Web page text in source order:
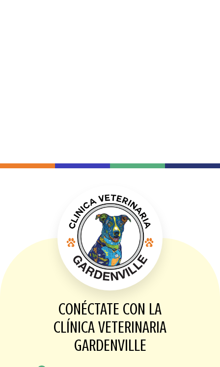
CONÉCTATE CON LA
CLÍNICA VETERINARIA
GARDENVILLE